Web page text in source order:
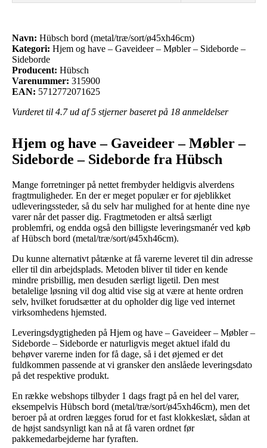
Navn: Hübsch bord (metal/træ/sort/ø45xh46cm)
Kategori: Hjem og have – Gaveideer – Møbler – Sideborde –
Sideborde
Producent: Hübsch
Varenummer: 315900
EAN: 5712772071625
Vurderet til 4.7ud af 5 stjerner baseret på 18 anmeldelser
Hjem og have – Gaveideer – Møbler –
Sideborde – Sideborde fra Hübsch
Mange forretninger på nettet frembyder heldigvis alverdens
fragtmuligheder. En der er meget populær er for øjeblikket
udleveringssteder, så du selv har mulighed for at hente dine nye
varer når det passer dig. Fragtmetoden er altså særligt
problemfri, og endda også den billigste leveringsmanér ved køb
af Hübsch bord (metal/træ/sort/ø45xh46cm).
Du kunne alternativt påtænke at få varerne leveret til din adresse
eller til din arbejdsplads. Metoden bliver til tider en kende
mindre prisbillig, men desuden særligt ligetil. Den mest
betalelige løsning vil dog altid vise sig at være at hente ordren
selv, hvilket forudsætter at du opholder dig lige ved internet
virksomhedens hjemsted.
Leveringsdygtigheden på Hjem og have – Gaveideer – Møbler –
Sideborde – Sideborde er naturligvis meget aktuel ifald du
behøver varerne inden for få dage, så i det øjemed er det
fuldkommen passende at vi gransker den anslåede leveringsdato
på det respektive produkt.
En række webshops tilbyder 1 dags fragt på en hel del varer,
eksempelvis Hübsch bord (metal/træ/sort/ø45xh46cm), men det
beroer på at ordren lægges forud for et fast klokkeslæt, sådan at
de højst sandsynligt kan nå at få varen ordnet før
pakkemedarbejderne har fyraften.